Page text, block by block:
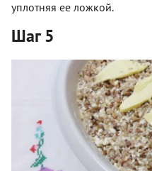
уплотняя ее ложкой.
Шаг 5